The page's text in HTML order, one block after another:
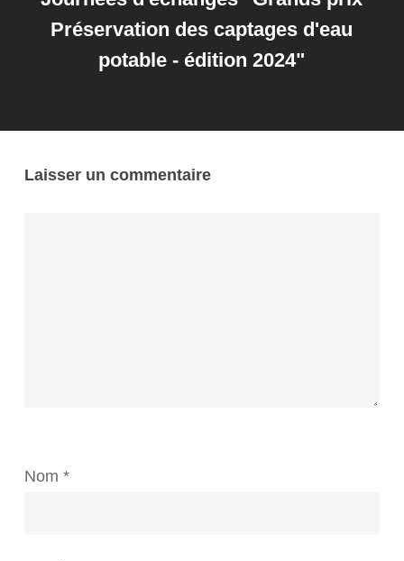
Préservation des captages d'eau
potable - édition 2024"
Laisser un commentaire
Nom *